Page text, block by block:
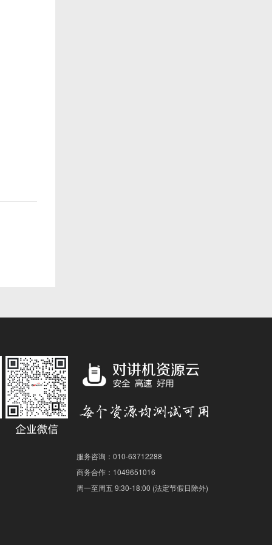
服务咨询：010-63712288
商务合作：1049651016
周一至周五 9:30-18:00 (法定节假日除外)